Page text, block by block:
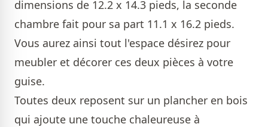
dimensions de 12.2 x 14.3 pieds, la seconde
chambre fait pour sa part 11.1 x 16.2 pieds.
Vous aurez ainsi tout l'espace désirez pour
meubler et décorer ces deux pièces à votre
guise.
Toutes deux reposent sur un plancher en bois
qui ajoute une touche chaleureuse à